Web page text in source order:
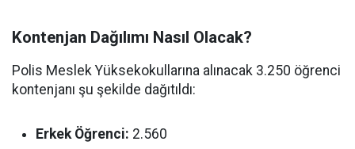
Kontenjan Dağılımı Nasıl Olacak?
Polis Meslek Yüksekokullarına alınacak 3.250 öğrenci
kontenjanı şu şekilde dağıtıldı:
Erkek Öğrenci: 2.560